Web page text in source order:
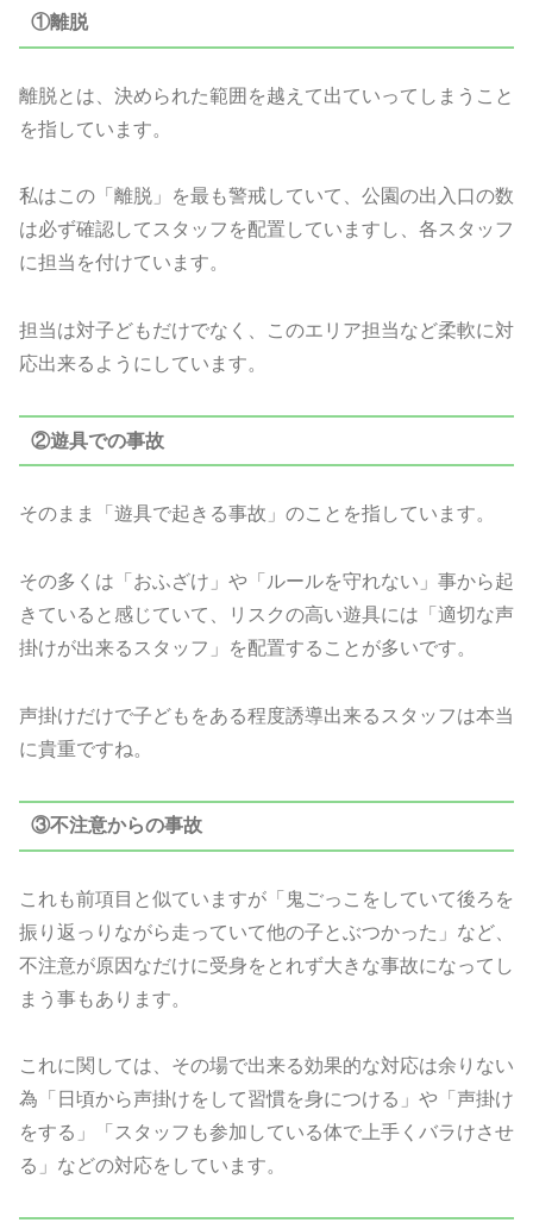
①離脱
離脱とは、決められた範囲を越えて出ていってしまうこと
を指しています。
私はこの「離脱」を最も警戒していて、公園の出入口の数
は必ず確認してスタッフを配置していますし、各スタッフ
に担当を付けています。
担当は対子どもだけでなく、このエリア担当など柔軟に対
応出来るようにしています。
②遊具での事故
そのまま「遊具で起きる事故」のことを指しています。
その多くは「おふざけ」や「ルールを守れない」事から起
きていると感じていて、リスクの高い遊具には「適切な声
掛けが出来るスタッフ」を配置することが多いです。
声掛けだけで子どもをある程度誘導出来るスタッフは本当
に貴重ですね。
③不注意からの事故
これも前項目と似ていますが「鬼ごっこをしていて後ろを
振り返っりながら走っていて他の子とぶつかった」など、
不注意が原因なだけに受身をとれず大きな事故になってし
まう事もあります。
これに関しては、その場で出来る効果的な対応は余りない
為「日頃から声掛けをして習慣を身につける」や「声掛け
をする」「スタッフも参加している体で上手くバラけさせ
る」などの対応をしています。